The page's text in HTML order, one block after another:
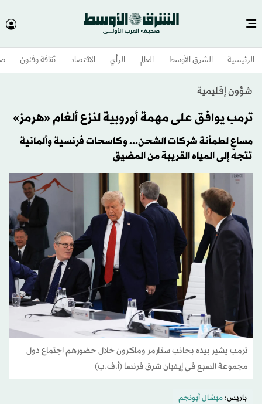
الرئيسية الشرق الأوسط​ العالم الرأي الاقتصاد ثقافة وفنون
شؤون إقليمية
ترمب يوافق على مهمة أوروبية لنزع ألغام «هرمز»
مساعٍ لطمأنة شركات الشحن... وكاسحات فرنسية وألمانية
تتجه إلى المياه القريبة من المضيق
ترمب يشير بيده بجانب ستارمر وماكرون خلال حضورهم اجتماع دول
مجموعة السبع في إيفيان شرق فرنسا (أ.ف.ب)
باريس:ميشال أبونجم